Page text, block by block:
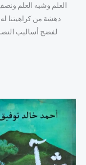
العلم وشبه العلم ونصف
دهشة من كراهيتنا
لفضح أساليب